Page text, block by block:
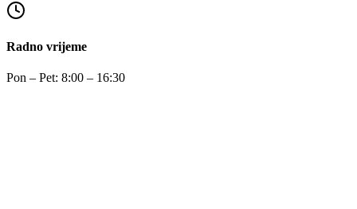
Radno vrijeme
Pon – Pet: 8:00 – 16:30